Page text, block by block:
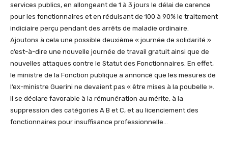
services publics, en allongeant de 1 à 3 jours le délai de carence
pour les fonctionnaires et en réduisant de 100 à 90% le traitement
indiciaire perçu pendant des arrêts de maladie ordinaire.
Ajoutons à cela une possible deuxième « journée de solidarité »
c’est-à-dire une nouvelle journée de travail gratuit ainsi que de
nouvelles attaques contre le Statut des Fonctionnaires. En effet,
le ministre de la Fonction publique a annoncé que les mesures de
l’ex-ministre Guerini ne devaient pas « être mises à la poubelle ».
Il se déclare favorable à la rémunération au mérite, à la
suppression des catégories A B et C, et au licenciement des
fonctionnaires pour insuffisance professionnelle…